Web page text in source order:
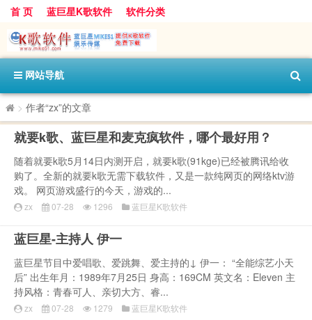
首 页 蓝巨星K歌软件 软件分类
网站导航
> 作者“zx”的文章
就要k歌、蓝巨星和麦克疯软件，哪个最好用？
随着就要k歌5月14日内测开启，就要k歌(91kge)已经被腾讯给收
购了。全新的就要k歌无需下载软件，又是一款纯网页的网络ktv游
戏。 网页游戏盛行的今天，游戏的...
zx 07-28 1296 蓝巨星K歌软件
蓝巨星-主持人 伊一
蓝巨星节目中爱唱歌、爱跳舞、爱主持的↓ 伊一： “全能综艺小天
后” 出生年月：1989年7月25日 身高：169CM 英文名：Eleven 主
持风格：青春可人、亲切大方、睿...
zx 07-28 1279 蓝巨星K歌软件